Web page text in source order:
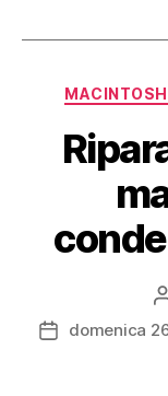
Datadomenica